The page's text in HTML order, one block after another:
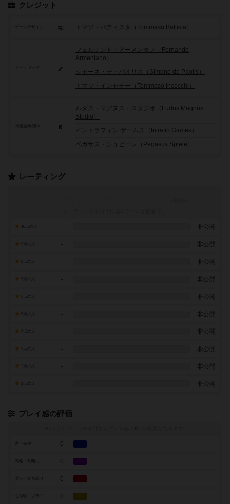
クレジット
ゲームデザイン トマソ・バティスタ（Tommaso Battista）
アートワーク
フェルナンド・アーメンタノ（Fernando
Armentano）
シモーネ・デ・パオリス（Simone de Paolis）
トマソ・インセチー（Tommaso Incecchi）
ルダス・マグヌス・スタジオ（Ludus Magnus
Studio）
イントラフィン ゲームズ（Intrafin Games）
ペガサス・シュピーレ（Pegasus Spiele）
レーティング
- 非公開
- 非公開
- 非公開
7点の人 - 非公開
- 非公開
- 非公開
- 非公開
- 非公開
- 非公開
- 非公開
プレイ感の評価
※
0
戦略・判断力 0
0
0